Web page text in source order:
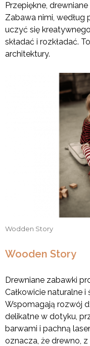
Przepiękne,
Zabawa nimi,
uczyć się
składać i rozkładać.
architektury.
Wodden Story
Wooden Story
Drewniane zabawki
Całkowicie naturalne
Wspomagają rozwój
delikatne w dotyku,
barwami i pachną
oznacza, że drewno,